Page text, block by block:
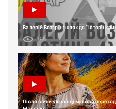
Валерій Возгрін: шлях до “Історії
102
Після війни українці масово